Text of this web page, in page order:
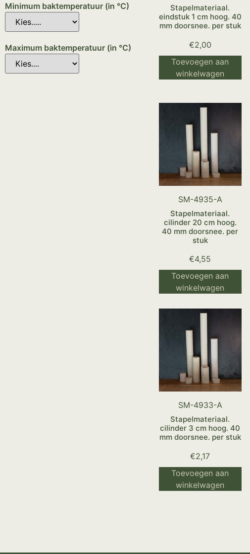
Minimum baktemperatuur (in °C)
Maximum baktemperatuur (in °C)
Stapelmateriaal.
eindstuk 1 cm hoog. 40
mm doorsnee. per stuk
€2,00
Toevoegen aan
winkelwagen
SM-4935-A
Stapelmateriaal.
cilinder 20 cm hoog.
40 mm doorsnee. per
stuk
€4,55
Toevoegen aan
winkelwagen
SM-4933-A
Stapelmateriaal.
cilinder 3 cm hoog. 40
mm doorsnee. per stuk
€2,17
Toevoegen aan
winkelwagen